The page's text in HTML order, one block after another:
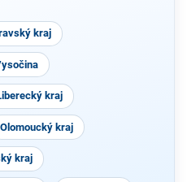
kraj
kraj
Olomoucký kraj
kraj